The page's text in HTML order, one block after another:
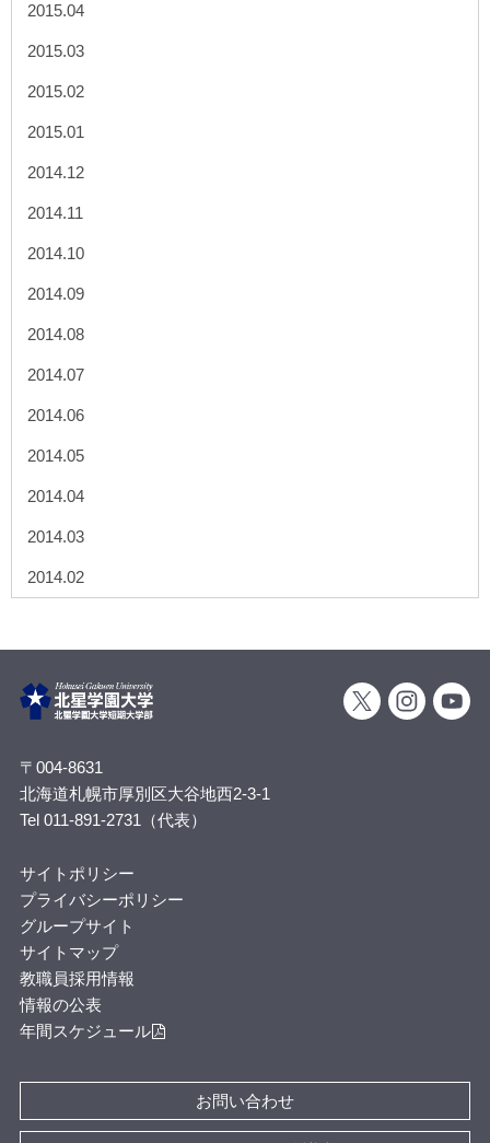
2015.04
2015.03
2015.02
2015.01
2014.12
2014.11
2014.10
2014.09
2014.08
2014.07
2014.06
2014.05
2014.04
2014.03
2014.02
〒004-8631
北海道札幌市厚別区大谷地西2-3-1
Tel 011-891-2731（代表）
サイトポリシー
プライバシーポリシー
グループサイト
サイトマップ
教職員採用情報
情報の公表
年間スケジュール
お問い合わせ